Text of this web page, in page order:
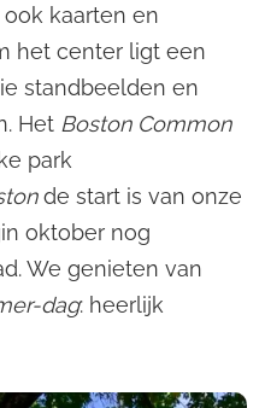
kaarten en
het center ligt een
standbeelden en
Het Boston Common
park
de start is van onze
oktober nog
We genieten van
dag: heerlijk